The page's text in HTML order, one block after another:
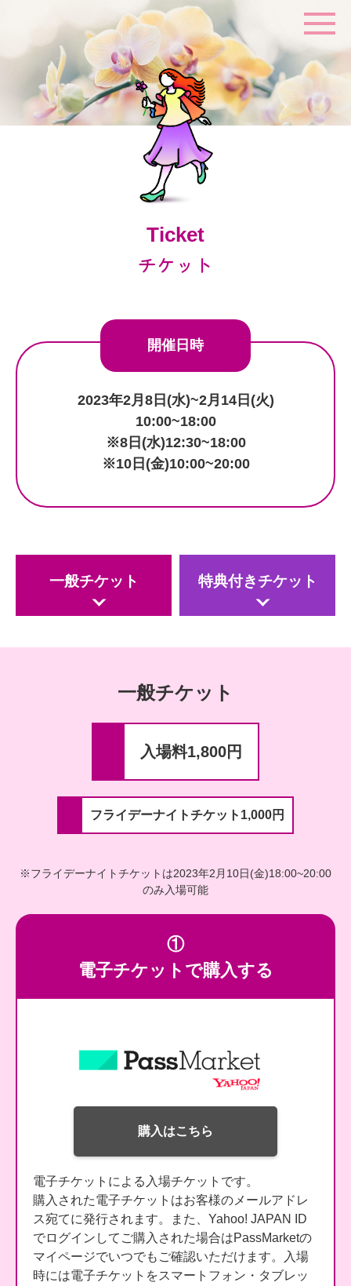
Ticket
チケット
開催日時
2023年2月8日(水)~2月14日(火)
10:00~18:00
※8日(水)12:30~18:00
※10日(金)10:00~20:00
一般チケット 特典付きチケット
一般チケット
入場料1,800円
フライデーナイトチケット1,000円
※フライデーナイトチケットは2023年2月10日(金)18:00~20:00
のみ入場可能
①
電子チケットで購入する
購入はこちら
電子チケットによる入場チケットです。
購入された電子チケットはお客様のメールアドレ
ス宛てに発行されます。また、Yahoo! JAPAN ID
でログインしてご購入された場合はPassMarketの
マイページでいつでもご確認いただけます。入場
時には電子チケットをスマートフォン・タブレッ